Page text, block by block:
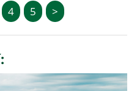
4 5 >